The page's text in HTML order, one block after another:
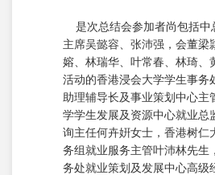
是次总结会参加者尚包括中
主席吴懿容、张沛强，会董梁
嫆、林瑞华、叶常春、林琦、
活动的香港浸会大学学生事务
助理辅导长及事业策划中心主
学学生发展及资源中心就业总
询主任何卉姸女士，香港树仁
务组就业服务主管叶沛林先生
务处就业策划及发展中心高级